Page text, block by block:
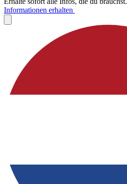
Informationen erhalten